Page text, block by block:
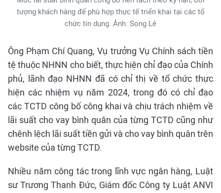
tượng khách hàng để phù hợp thực tế triển khai tại các tổ
chức tín dụng. Ảnh: Song Lê
Ông Phạm Chí Quang, Vụ trưởng Vụ Chính sách tiền
tệ thuộc NHNN cho biết, thực hiện chỉ đạo của Chính
phủ, lãnh đạo NHNN đã có chỉ thị về tổ chức thực
hiện các nhiệm vụ năm 2024, trong đó có chỉ đạo
các TCTD công bố công khai và chịu trách nhiệm về
lãi suất cho vay bình quân của từng TCTD cũng như
chênh lệch lãi suất tiền gửi và cho vay bình quân trên
website của từng TCTD.
Nhiều năm công tác trong lĩnh vực ngân hàng, Luật
sư Trương Thanh Đức, Giám đốc Công ty Luật ANVI